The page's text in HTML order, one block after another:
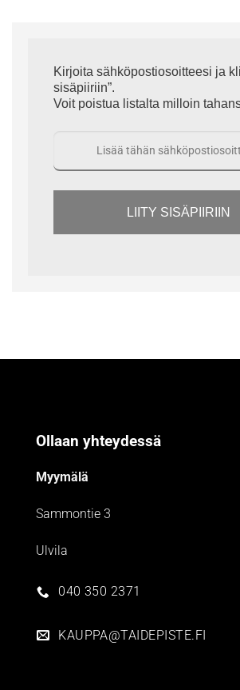
Kirjoita sähköpostiosoitteesi ja
sisäpiiriin”.
Voit poistua listalta milloin
LIITY SISÄPIIRIIN
Ollaan yhteydessä
Myymälä
Sammontie 3
Ulvila
040 350 2371
KAUPPA@TAIDEPISTE.FI